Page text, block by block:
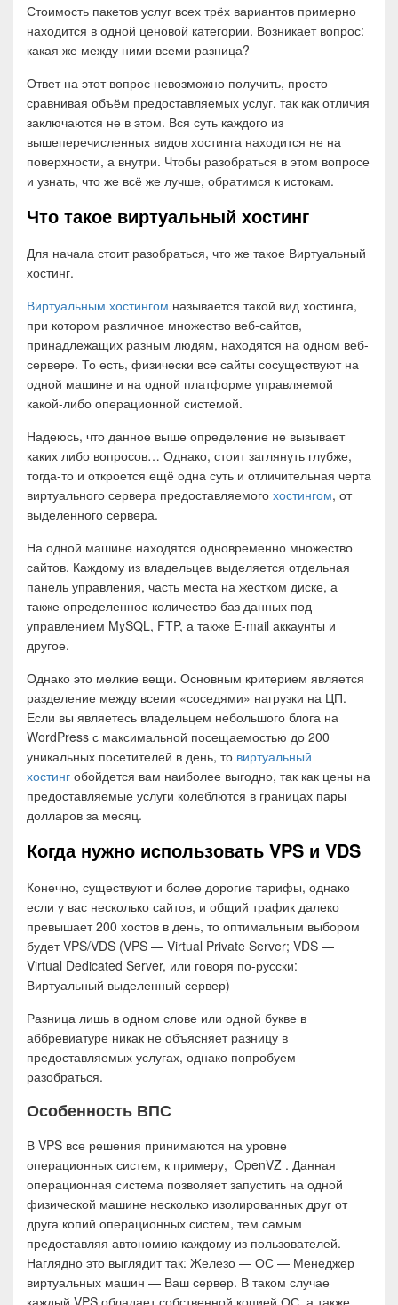
Стоимость пакетов услуг всех трёх вариантов примерно
находится в одной ценовой категории. Возникает вопрос:
какая же между ними всеми разница?
Ответ на этот вопрос невозможно получить, просто
сравнивая объём предоставляемых услуг, так как отличия
заключаются не в этом. Вся суть каждого из
вышеперечисленных видов хостинга находится не на
поверхности, а внутри. Чтобы разобраться в этом вопросе
и узнать, что же всё же лучше, обратимся к истокам.
Что такое виртуальный хостинг
Для начала стоит разобраться, что же такое Виртуальный
хостинг.
Виртуальным хостингом называется такой вид хостинга,
при котором различное множество веб-сайтов,
принадлежащих разным людям, находятся на одном веб-
сервере. То есть, физически все сайты сосуществуют на
одной машине и на одной платформе управляемой
какой-либо операционной системой.
Надеюсь, что данное выше определение не вызывает
каких либо вопросов… Однако, стоит заглянуть глубже,
тогда-то и откроется ещё одна суть и отличительная черта
виртуального сервера предоставляемого хостингом, от
выделенного сервера.
На одной машине находятся одновременно множество
сайтов. Каждому из владельцев выделяется отдельная
панель управления, часть места на жестком диске, а
также определенное количество баз данных под
управлением MySQL, FTP, а также E-mail аккаунты и
другое.
Однако это мелкие вещи. Основным критерием является
разделение между всеми «соседями» нагрузки на ЦП.
Если вы являетесь владельцем небольшого блога на
WordPress с максимальной посещаемостью до 200
уникальных посетителей в день, то виртуальный
хостинг обойдется вам наиболее выгодно, так как цены на
предоставляемые услуги колеблются в границах пары
долларов за месяц.
Когда нужно использовать VPS и VDS
Конечно, существуют и более дорогие тарифы, однако
если у вас несколько сайтов, и общий трафик далеко
превышает 200 хостов в день, то оптимальным выбором
будет VPS/VDS (VPS — Virtual Private Server; VDS —
Virtual Dedicated Server, или говоря по-русски:
Виртуальный выделенный сервер)
Разница лишь в одном слове или одной букве в
аббревиатуре никак не объясняет разницу в
предоставляемых услугах, однако попробуем
разобраться.
Особенность ВПС
В VPS все решения принимаются на уровне
операционных систем, к примеру, OpenVZ . Данная
операционная система позволяет запустить на одной
физической машине несколько изолированных друг от
друга копий операционных систем, тем самым
предоставляя автономию каждому из пользователей.
Наглядно это выглядит так: Железо — ОС — Менеджер
виртуальных машин — Ваш сервер. В таком случае